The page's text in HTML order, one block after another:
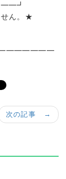
せん。★
次の記事 →